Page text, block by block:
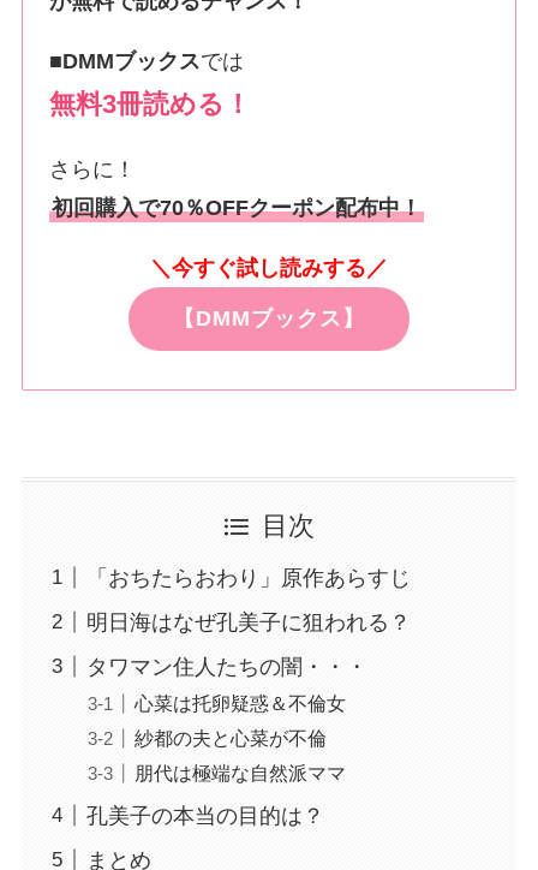
■DMMブックスでは
無料3冊読める！
さらに！
初回購入で70％OFFクーポン配布中！
＼今すぐ試し読みする／
【DMMブックス】
目次
「おちたらおわり」原作あらすじ
明日海はなぜ孔美子に狙われる？
タワマン住人たちの闇・・・
心菜は托卵疑惑＆不倫女
紗都の夫と心菜が不倫
朋代は極端な自然派ママ
孔美子の本当の目的は？
まとめ